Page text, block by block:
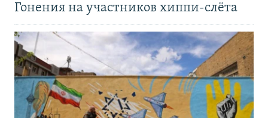
Гонения на участников хиппи-слёта